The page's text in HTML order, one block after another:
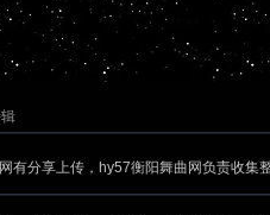
有分享上传，hy57衡阳舞曲网负责收集